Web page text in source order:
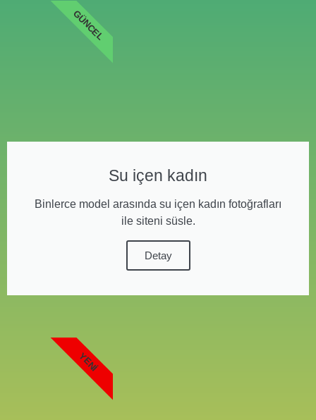
Su içen kadın
Binlerce model arasında su içen kadın fotoğrafları
ile siteni süsle.
Detay
GÜNCEL
YENI